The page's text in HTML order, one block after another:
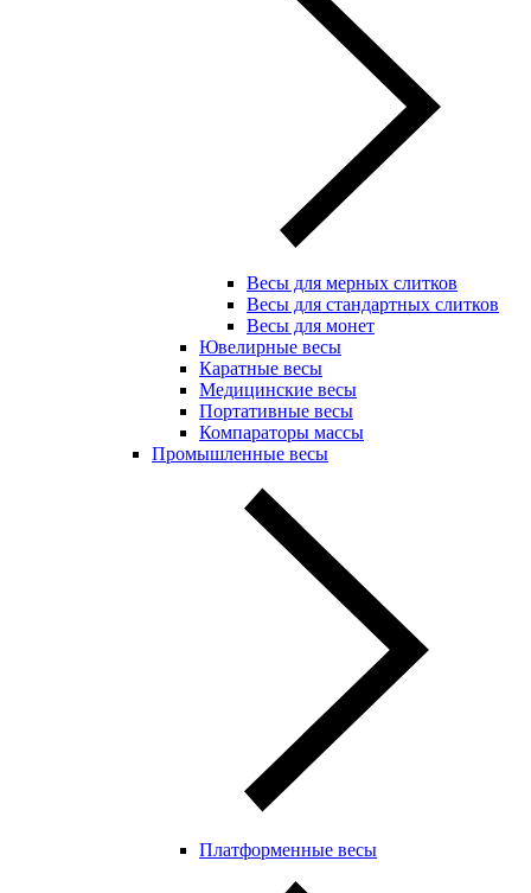
Весы для мерных слитков
Весы для стандартных слитков
Весы для монет
Ювелирные весы
Каратные весы
Медицинские весы
Портативные весы
Компараторы массы
Промышленные весы
Платформенные весы